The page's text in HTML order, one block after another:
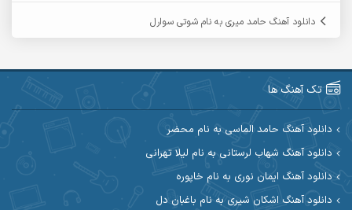
آرین صیادی
آرین مریدی
آوات بوکانی آوات یگانه
آیت احمدنژاد
دانلود آهنگ حامد میری به نام شوتی سوارل
تک آهنگ ها
دانلود آهنگ حامد الماسی به نام محضر
دانلود آهنگ شهاب لرستانی به نام لیلا تهرانی
دانلود آهنگ ایمان نوری به نام خاپوره
دانلود آهنگ اشکان شیری به نام باغبان دل